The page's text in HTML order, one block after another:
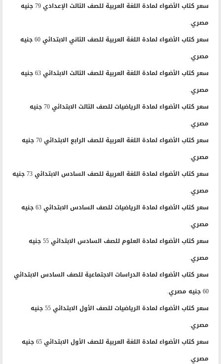
سعر كتاب الأضواء لمادة اللغة العربية للصف الثالث الإعدادي 79 جنيه
مصري.
سعر كتاب الأضواء لمادة اللغة العربية للصف الثاني الابتدائي 60 جنيه
مصري.
سعر كتاب الأضواء لمادة اللغة العربية للصف الثالث الابتدائي 63 جنيه
مصري.
سعر كتاب الأضواء لمادة الرياضيات للصف الثالث الابتدائي 70 جنيه
مصري.
سعر كتاب الأضواء لمادة اللغة العربية للصف الرابع الابتدائي 70 جنيه
مصري.
سعر كتاب الأضواء لمادة اللغة العربية للصف السادس الابتدائي 73 جنيه
مصري.
سعر كتاب الأضواء لمادة الرياضيات للصف السادس الابتدائي 63 جنيه
مصري.
سعر كتاب الأضواء لمادة العلوم للصف السادس الابتدائي 55 جنيه
مصري.
سعر كتاب الأضواء لمادة الدراسات الاجتماعية للصف السادس الابتدائي
60 جنيه مصري.
سعر كتاب الأضواء لمادة الرياضيات للصف الأول الابتدائي 55 جنيه
مصري.
سعر كتاب الأضواء لمادة اللغة العربية للصف الأول الابتدائي 65 جنيه
مصري.